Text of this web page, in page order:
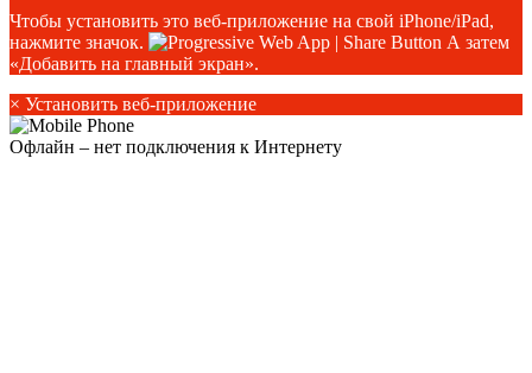
Чтобы установить это веб-приложение на свой iPhone/iPad,
нажмите значок.
А затем
«Добавить на главный экран».
× Установить веб-приложение
Офлайн – нет подключения к Интернету